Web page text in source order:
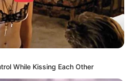
While Kissing Each Other